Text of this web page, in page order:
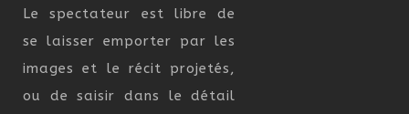
Le spectateur est libre de
se laisser emporter par les
images et le récit projetés,
ou de saisir dans le détail